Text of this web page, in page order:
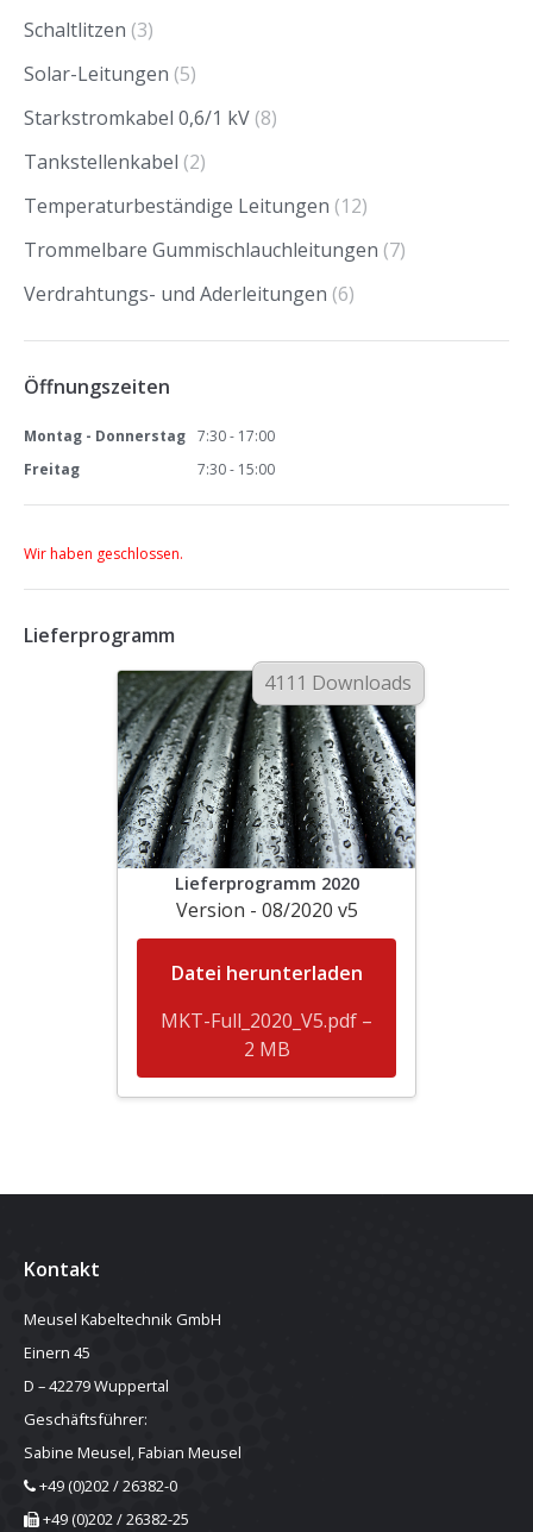
Schaltlitzen (3)
Solar-Leitungen (5)
Starkstromkabel 0,6/1 kV (8)
Tankstellenkabel (2)
Temperaturbeständige Leitungen (12)
Trommelbare Gummischlauchleitungen (7)
Verdrahtungs- und Aderleitungen (6)
Öffnungszeiten
Montag - Donnerstag 7:30 - 17:00
Freitag
7:30 - 15:00
Wir haben geschlossen.
Lieferprogramm
4111 Downloads
Lieferprogramm 2020
Version - 08/2020 v5
Datei herunterladen
MKT-Full_2020_V5.pdf –
2 MB
Kontakt
Meusel Kabeltechnik GmbH
Einern 45
D – 42279 Wuppertal
Geschäftsführer:
Sabine Meusel, Fabian Meusel
+49 (0)202 / 26382-0
+49 (0)202 / 26382-25